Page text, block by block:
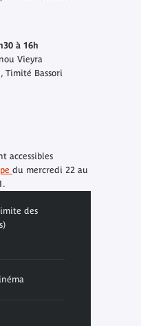
à 16h
Vieyra
, Timité Bassori
accessibles
du mercredi 22 au
des